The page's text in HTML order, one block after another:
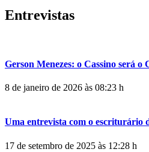
Entrevistas
Gerson Menezes: o Cassino será
8 de janeiro de 2026 às 08:23 h
Uma entrevista com o escriturário
17 de setembro de 2025 às 12:28 h